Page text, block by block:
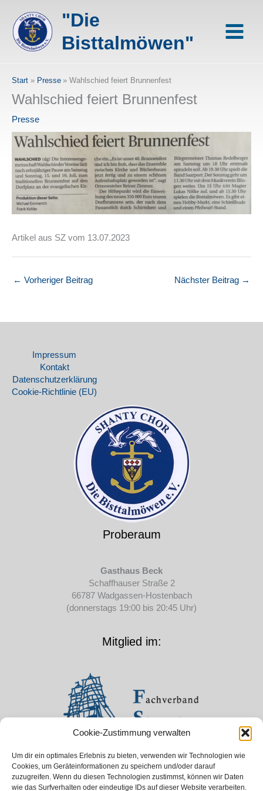
Cookie-Zustimmung verwalten
Um dir ein optimales Erlebnis zu bieten, verwenden wir Technologien wie
Cookies, um Geräteinformationen zu speichern und/oder darauf
zuzugreifen. Wenn du diesen Technologien zustimmst, können wir Daten
wie das Surfverhalten oder eindeutige IDs auf dieser Website verarbeiten.
Inhalt
springen
"Die
Bisttalmöwen"
Start Presse Wahlschied feiert Brunnenfest
Wahlschied feiert Brunnenfest
Presse
Artikel aus SZ vom 13.07.2023
← Vorheriger Beitrag Nächster Beitrag →
Impressum
Kontakt
Datenschutz­erklärung
Cookie-Richtlinie (EU)
Proberaum
Gasthaus Beck
Schaffhauser Straße 2
66787 Wadgassen-Hostenbach
(donnerstags 19:00 bis 20:45 Uhr)
Mitglied im: